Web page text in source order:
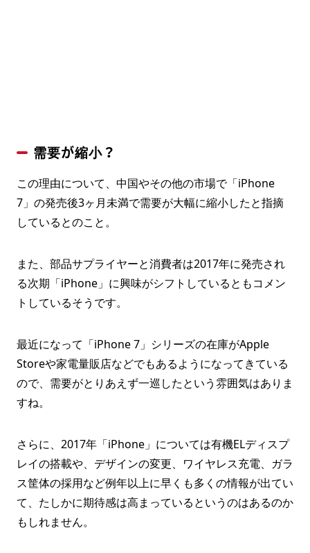
需要が縮小？
この理由について、中国やその他の市場で「iPhone
7」の発売後3ヶ月未満で需要が大幅に縮小したと指摘
しているとのこと。
また、部品サプライヤーと消費者は2017年に発売され
る次期「iPhone」に興味がシフトしているともコメン
トしているそうです。
最近になって「iPhone 7」シリーズの在庫がApple
Storeや家電量販店などでもあるようになってきている
ので、需要がとりあえず一巡したという雰囲気はありま
すね。
さらに、2017年「iPhone」については有機ELディスプ
レイの搭載や、デザインの変更、ワイヤレス充電、ガラ
ス筐体の採用など例年以上に早くも多くの情報が出てい
て、たしかに期待感は高まっているというのはあるのか
もしれません。